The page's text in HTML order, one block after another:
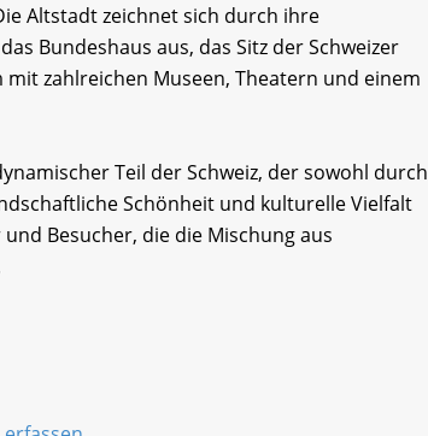
Altstadt zeichnet sich durch ihre
Bundeshaus aus, das Sitz der Schweizer
zahlreichen Museen, Theatern und einem
Teil der Schweiz, der sowohl durch
Schönheit und kulturelle Vielfalt
Besucher, die die Mischung aus